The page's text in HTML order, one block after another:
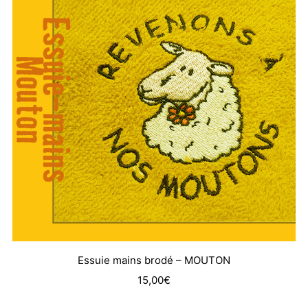
Essuie mains brodé – MOUTON
15,00€